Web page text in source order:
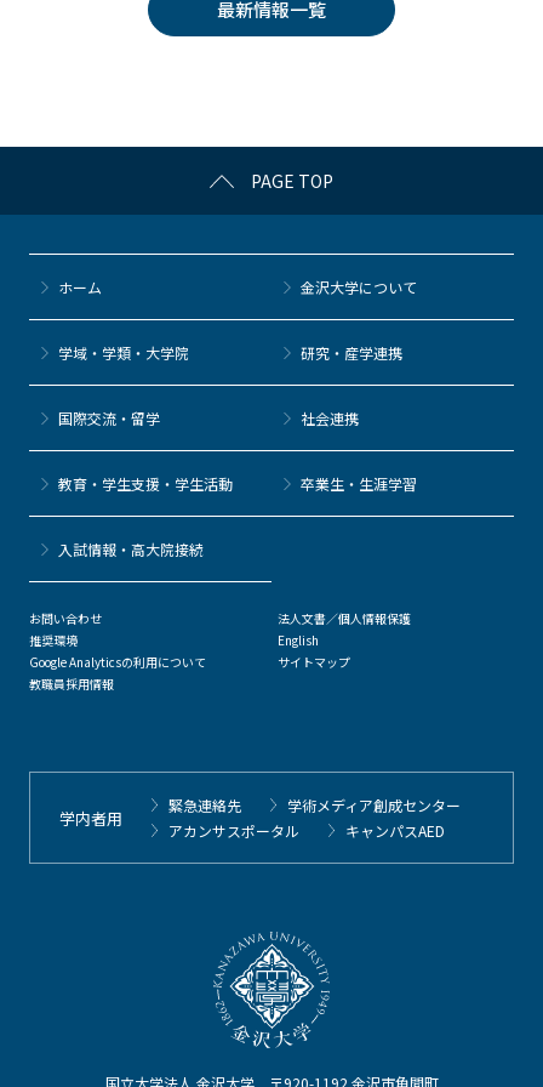
k
et a
最新情報一覧
PAGE TOP
国立大学法人 金沢大学 〒920-1192 金沢市角間町
ホーム 金沢大学について
学域・学類・大学院 研究・産学連携
国際交流・留学 社会連携
教育・学生支援・学生活動 卒業生・生涯学習
⼊試情報・高大院接続
お問い合わせ
推奨環境
Google Analyticsの利用について
教職員採用情報
法人文書／個人情報保護
English
サイトマップ
学内者用
緊急連絡先
学術メディア創成センター
アカンサスポータル
キャンパスAED